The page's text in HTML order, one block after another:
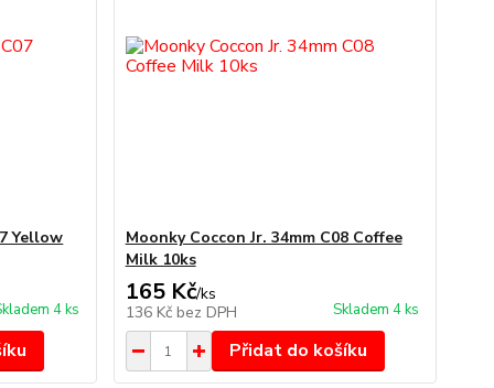
Yellow
4 ks
Moonky Coccon Jr. 34mm C08 Coffee
Milk 10ks
165 Kč/ks
136 Kč bez DPH Skladem 4 ks
Přidat do košíku